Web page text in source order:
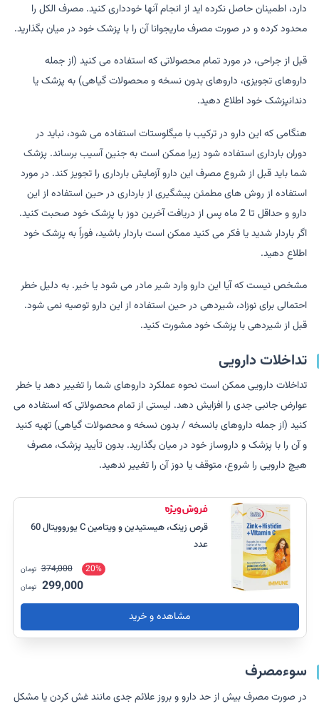
دارد، اطمینان حاصل نکرده اید از انجام آنها خودداری کنید. مصرف الکل را
محدود کرده و در صورت مصرف ماریجوانا آن را با پزشک خود در میان بگذارید.
قبل از جراحی، در مورد تمام محصولاتی که استفاده می کنید (از جمله
داروهای تجویزی، داروهای بدون نسخه و محصولات گیاهی) به پزشک یا
دندانپزشک خود اطلاع دهید.
هنگامی که این دارو در ترکیب با میگلوستات استفاده می شود، نباید در
دوران بارداری استفاده شود زیرا ممکن است به جنین آسیب برساند. پزشک
شما باید قبل از شروع مصرف این دارو آزمایش بارداری را تجویز کند. در مورد
استفاده از روش های مطمئن پیشگیری از بارداری در حین استفاده از این
دارو و حداقل تا 2 ماه پس از دریافت آخرین دوز با پزشک خود صحبت کنید.
اگر باردار شدید یا فکر می کنید ممکن است باردار باشید، فوراً به پزشک خود
اطلاع دهید.
مشخص نیست که آیا این دارو وارد شیر مادر می شود یا خیر. به دلیل خطر
احتمالی برای نوزاد، شیردهی در حین استفاده از این دارو توصیه نمی شود.
قبل از شیردهی با پزشک خود مشورت کنید.
تداخلات دارویی
تداخلات دارویی ممکن است نحوه عملکرد داروهای شما را تغییر دهد یا خطر
عوارض جانبی جدی را افزایش دهد. لیستی از تمام محصولاتی که استفاده می
کنید (از جمله داروهای بانسخه / بدون نسخه و محصولات گیاهی) تهیه کنید
و آن را با پزشک و داروساز خود در میان بگذارید. بدون تأیید پزشک، مصرف
هیچ دارویی را شروع، متوقف یا دوز آن را تغییر ندهید.
قرص زینک، هیستیدین و ویتامین C یوروویتال 60
عدد
20%
374,000 تومان
299,000 تومان
مشاهده و خرید
سوءمصرف
در صورت مصرف بیش از حد دارو و بروز علائم جدی مانند غش کردن یا مشکل